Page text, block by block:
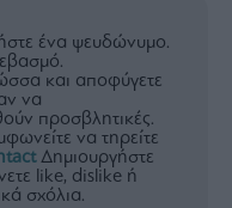
ένα ψευδώνυμο.
και αποφύγετε
να
προσβλητικές.
να τηρείτε
Δημιουργήστε
like, dislike ή
σχόλια.